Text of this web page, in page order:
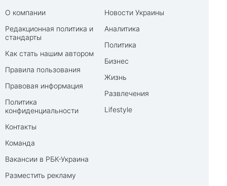
О компании
Редакционная политика и
стандарты
Как стать нашим автором
Правила пользования
Правовая информация
Политика
конфиденциальности
Контакты
Команда
Вакансии в РБК-Украина
Разместить рекламу
Новости Украины
Аналитика
Политика
Бизнес
Жизнь
Развлечения
Lifestyle